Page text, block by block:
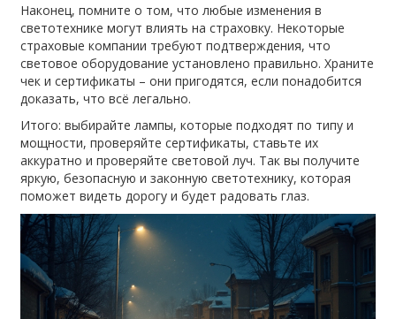
Наконец, помните о том, что любые изменения в
светотехнике могут влиять на страховку. Некоторые
страховые компании требуют подтверждения, что
световое оборудование установлено правильно. Храните
чек и сертификаты – они пригодятся, если понадобится
доказать, что всё легально.
Итого: выбирайте лампы, которые подходят по типу и
мощности, проверяйте сертификаты, ставьте их
аккуратно и проверяйте световой луч. Так вы получите
яркую, безопасную и законную светотехнику, которая
поможет видеть дорогу и будет радовать глаз.